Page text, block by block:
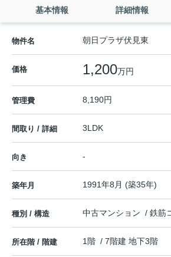
基本情報 詳細情報
物件名 朝日プラザ伏見東
価格 1,200万円
管理費 8,190円
間取り / 詳細 3LDK
向き -
築年月 1991年8月 (築35年)
種別 / 構造 中古マンション / 鉄筋
所在階 / 階建 1階 / 7階建 地下3階